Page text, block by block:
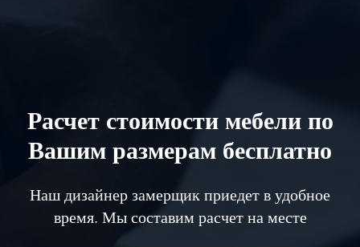
Расчет стоимости мебели по
Вашим размерам бесплатно
Наш дизайнер замерщик приедет в удобное
время. Мы составим расчет на месте